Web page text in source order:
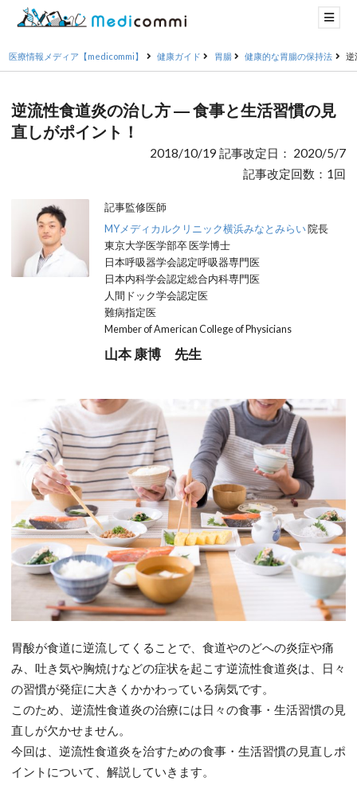
医療情報メディア【medicommi】 健康ガイド 胃腸 健康的な胃腸の保持法 逆
逆流性食道炎の治し方 ― 食事と生活習慣の見
直しがポイント！
2018/10/19 記事改定日： 2020/5/7
記事改定回数：1回
記事監修医師
MYメディカルクリニック横浜みなとみらい院長
東京大学医学部卒 医学博士
日本呼吸器学会認定呼吸器専門医
日本内科学会認定総合内科専門医
人間ドック学会認定医
難病指定医
Member of American College of Physicians
山本 康博 先生
胃酸が食道に逆流してくることで、食道やのどへの炎症や痛
み、吐き気や胸焼けなどの症状を起こす逆流性食道炎は、日々
の習慣が発症に大きくかかわっている病気です。
このため、逆流性食道炎の治療には日々の食事・生活習慣の見
直しが欠かせません。
今回は、逆流性食道炎を治すための食事・生活習慣の見直しポ
イントについて、解説していきます。